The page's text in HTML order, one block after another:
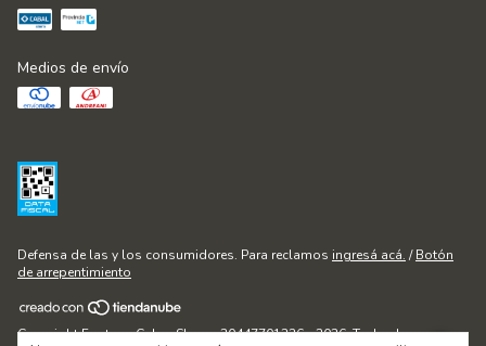
Medios de envío
Defensa de las y los consumidores. Para reclamos ingresá acá. / Botón
de arrepentimiento
Copyright Fontana Cakes Shop - 20447701236 - 2026. Todos los